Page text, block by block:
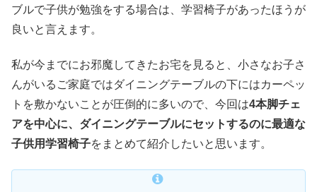
ブルで子供が勉強をする場合は、学習椅子があったほうが
良いと言えます。
私が今までにお邪魔してきたお宅を見ると、小さなお子さ
んがいるご家庭ではダイニングテーブルの下にはカーペッ
トを敷かないことが圧倒的に多いので、今回は4本脚チェ
アを中心に、ダイニングテーブルにセットするのに最適な
子供用学習椅子をまとめて紹介したいと思います。